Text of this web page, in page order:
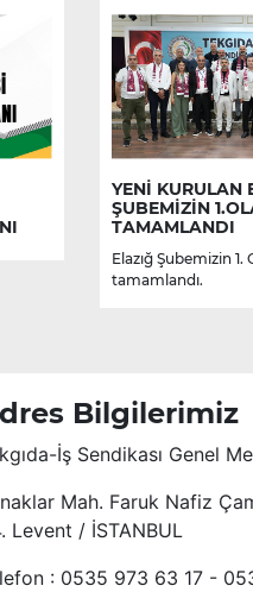
YENİ KURULAN
ŞUBEMİZİN
TAMAMLANDI
Elazığ Şubemizin
tamamlandı.
Bilgilerimiz
İş Sendikası Genel
Mah. Faruk Nafiz
Levent / İSTANBUL
: 0535 973 63 17 -